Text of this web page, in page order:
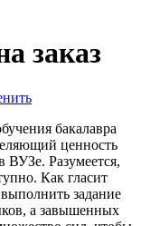
заказ
бакалавра
ценность
ВУЗе. Разумеется,
Как гласит
задание
а завышенных